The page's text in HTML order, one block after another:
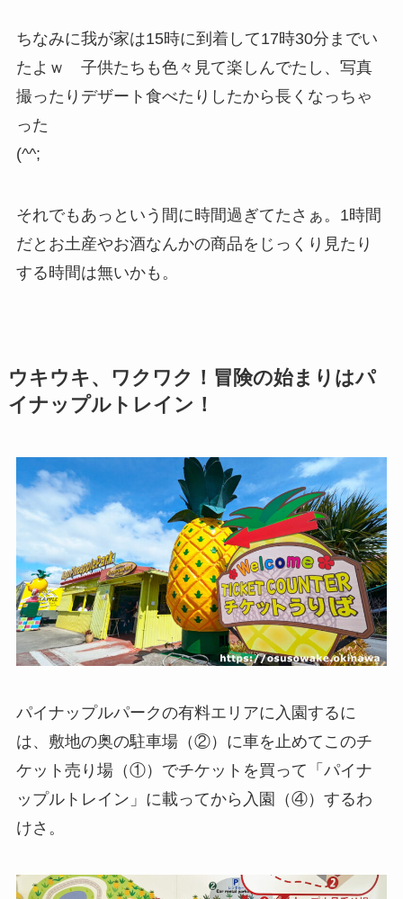
ちなみに我が家は15時に到着して17時30分までい
たよｗ 子供たちも色々見て楽しんでたし、写真
撮ったりデザート食べたりしたから長くなっちゃ
った
(^^;
それでもあっという間に時間過ぎてたさぁ。1時間
だとお土産やお酒なんかの商品をじっくり見たり
する時間は無いかも。
ウキウキ、ワクワク！冒険の始まりはパ
イナップルトレイン！
パイナップルパークの有料エリアに入園するに
は、敷地の奥の駐車場（②）に車を止めてこのチ
ケット売り場（①）でチケットを買って「パイナ
ップルトレイン」に載ってから入園（④）するわ
けさ。